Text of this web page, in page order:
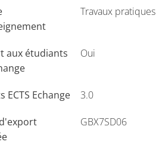
Travaux pratiques
aux étudiants
Oui
ECTS Echange 3.0
GBX7SD06